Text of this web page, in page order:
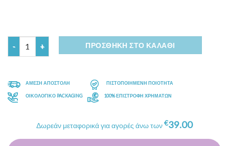
Ποσότητα ΠΡΟΣΘΉΚΗ ΣΤΟ ΚΑΛΆΘΙ
ΑΜΕΣΗ ΑΠΟΣΤΟΛΗ ΠΙΣΤΟΠΟΙΗΜΕΝΗ ΠΟΙΟΤΗΤΑ
ΟΙΚΟΛΟΓΙΚΟ PACKAGING 100% ΕΠΙΣΤΡΟΦΗ ΧΡΗΜΑΤΩΝ
Δωρεάν μεταφορικά για αγορές άνω των€39.00